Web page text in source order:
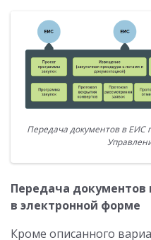
Передача документов в ЕИС
Передача документов
в электронной форме
Кроме описанного